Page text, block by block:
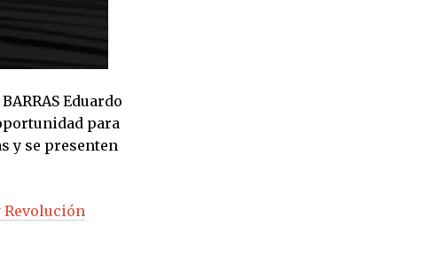
Eduardo
para
y se presenten
Revolución